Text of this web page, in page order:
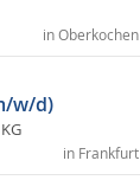
in Oberkochen
w/d)
in Frankfurt